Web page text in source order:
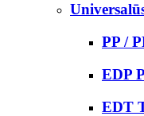
PP /
EDP
EDT